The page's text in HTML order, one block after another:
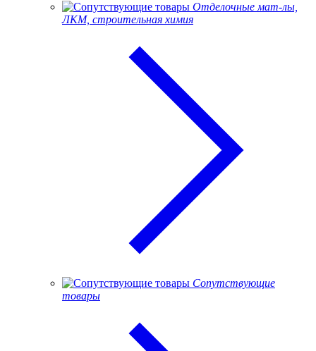
Отделочные мат-лы,
ЛКМ, строительная химия
Сопутствующие
товары